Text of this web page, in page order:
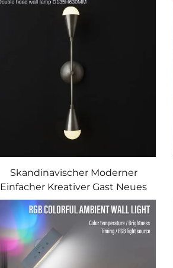
Skandinavischer Moderner
Einfacher Kreativer Gast Neues
Produkt Restaurant
Schlafzimmer Studie Gang
Hotel Verkaufsabteilung
Korridor Kronleuchter